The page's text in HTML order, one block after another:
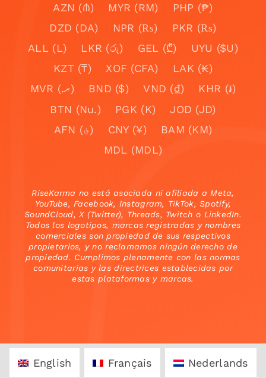
AZN (₼)
MYR (RM)
PHP (₱)
DZD (DA)
NPR (₨)
PKR (₨)
ALL (L)
LKR (රු) GEL (₾)
UYU ($U)
KZT (₸)
XOF (CFA)
LAK (₭)
MVR (.ރ)
BND ($) VND (₫)
KHR (៛)
BTN (Nu.)
PGK (K)
JOD (JD)
AFN (؋)
CNY (¥)
BAM (KM)
MDL (MDL)
RiseKarma no está asociada ni afiliada a Meta,
YouTube, Facebook, Instagram, TikTok, Spotify,
SoundCloud, X (Twitter), Threads, Twitch o LinkedIn.
Todos los logotipos, marcas registradas y nombres
comerciales son propiedad de sus respectivos
propietarios, y no reclamamos ningún derecho de
propiedad. Cumplimos plenamente con las normas
comunitarias y las directrices establecidas por
estas plataformas y marcas.
English Français Nederlands